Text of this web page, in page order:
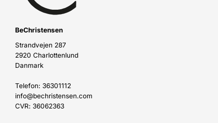
BeChristensen
Strandvejen 287
2920 Charlottenlund
Danmark
Telefon: 36301112
info@bechristensen.com
CVR: 36062363